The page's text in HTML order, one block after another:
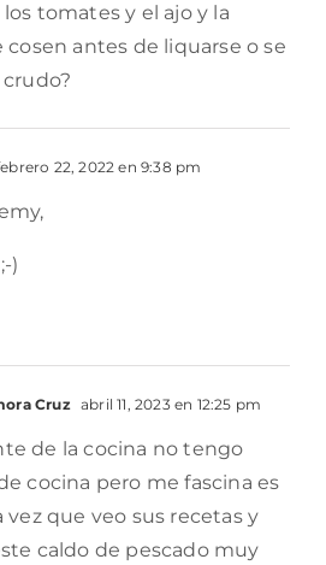
tomates y el ajo y la
cosen antes de liquarse o se
22, 2022 en 9:38 pm
)
Cruz abril 11, 2023 en 12:25 pm
de la cocina no tengo
cocina pero me fascina es
vez que veo sus recetas y
caldo de pescado muy